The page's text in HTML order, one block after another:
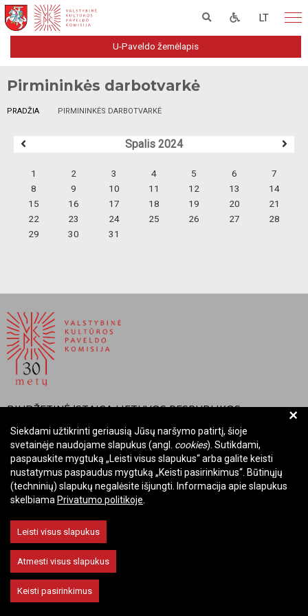
LT
U-Paveldo žemėlapis
Pirmininkės darbotvarkė
PRADŽIA PIRMININKĖS DARBOTVARKĖ
Spalis 2024
1 2 3 4 5 6
7
8
9 10 11 12 13
14
15
16 17 18 19 20
21
22
23 24 25 26 27
28
29
30 31
BIUDŽETINĖ ĮSTAIGA LIETUVOS RESPUBLIKOS
VALSTYBINĖ KULTŪROS PAVELDO KOMISIJA
Įmonės kodas: Juridinių asmenų registre 288700520
Adresas: Rūdninkų g. 13, 01135 Vilnius
Telefonas: +370 699 13972
El. paštas: komisija@vkpk.lt
Keisti slapukų nustatymus
+
Siekdami užtikrinti geriausią Jūsų naršymo patirtį, šioje
svetainėje naudojame slapukus (angl. cookies). Sutikdami,
paspauskite mygtuką „Leisti visus slapukus“ arba galite keisti
nustatymus paspaudus mygtuką „Keisti pasirinkimus“. Būtinųjų
(techninių) slapukų negalėsite išjungti. Informacija apie slapukus
skelbiama Privatumo politikoje
Leisti visus slapukus
Atmesti visus slapukus
Keisti pasirinkimus